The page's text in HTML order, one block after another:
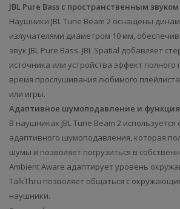
JBL Pure Bass с пространственным звуком
Наушники JBL Tune Beam 2 оснащены
излучателями диаметром 10 мм,
звук JBL Pure Bass. JBL Spatial добавляет
источника или устройства эффект полного
время прослушивания любимого
или игры.
Адаптивное шумоподавление и
В наушниках JBL Tune Beam 2 используется
адаптивного шумоподавления, которая
шумы и позволяет погрузиться в
Ambient Aware адаптирует уровень
TalkThru позволяет общаться с
наушники.